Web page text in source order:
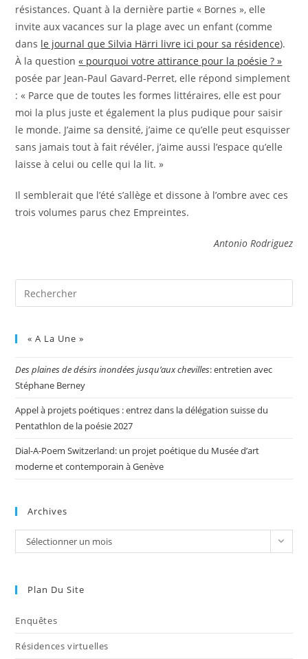
résistances. Quant à la dernière partie « Bornes », elle
invite aux vacances sur la plage avec un enfant (comme
dans le journal que Silvia Härri livre ici pour sa résidence).
À la question« pourquoi votre attirance pour la poésie ? »
posée par Jean-Paul Gavard-Perret, elle répond simplement
: « Parce que de toutes les formes littéraires, elle est pour
moi la plus juste et également la plus pudique pour saisir
le monde. J’aime sa densité, j’aime ce qu’elle peut esquisser
sans jamais tout à fait révéler, j’aime aussi l’espace qu’elle
laisse à celui ou celle qui la lit. »
Il semblerait que l’été s’allège et dissone à l’ombre avec ces
trois volumes parus chez Empreintes.
Antonio Rodriguez
« A La Une »
Des plaines de désirs inondées jusqu’aux chevilles: entretien avec
Stéphane Berney
Appel à projets poétiques : entrez dans la délégation suisse du
Pentathlon de la poésie 2027
Dial-A-Poem Switzerland: un projet poétique du Musée d’art
moderne et contemporain à Genève
Archives
Sélectionner un mois
Plan Du Site
Enquêtes
Résidences virtuelles